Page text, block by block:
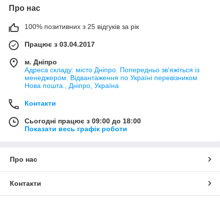
Про нас
100% позитивних з 25 відгуків за рік
Працює з 03.04.2017
м. Дніпро
Адреса складу: місто Дніпро. Попередньо зв'яжіться із
менеджером. Відвантаження по Україні перевізником
Нова пошта., Дніпро, Україна
Контакти
Сьогодні працює з 09:00 до 18:00
Показати весь графік роботи
Про нас
Контакти